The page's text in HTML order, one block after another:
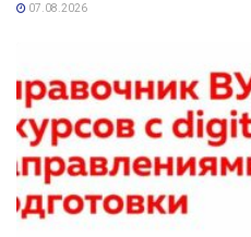
07.08.2026